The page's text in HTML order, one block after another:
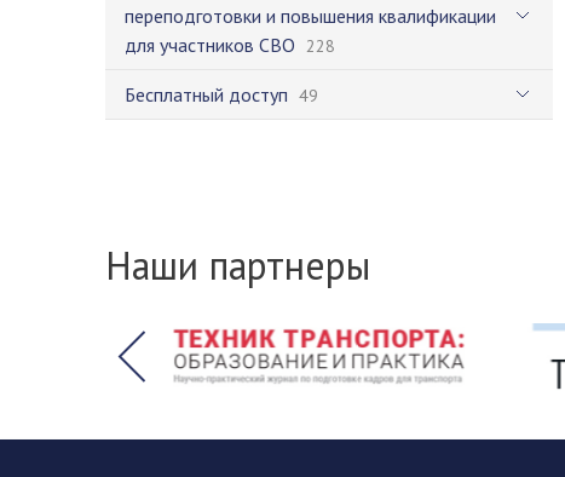
переподготовки и повышения квалификации
для участников СВО 228
Бесплатный доступ 49
Наши партнеры